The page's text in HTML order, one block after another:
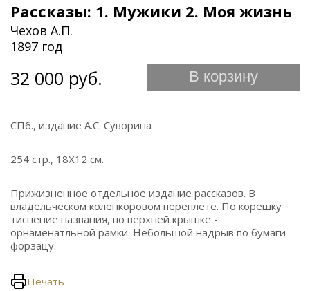
Рассказы: 1. Мужики 2. Моя жизнь
Чехов А.П.
1897 год
32 000 руб. В корзину
СПб., издание А.С. Суворина
254 стр., 18Х12 см.
Прижизненное отдельное издание рассказов. В
владельческом коленкоровом переплете. По корешку
тиснение названия, по верхней крышке -
орнаменатльной рамки. Небольшой надрыв по бумаги
форзацу.
Печать